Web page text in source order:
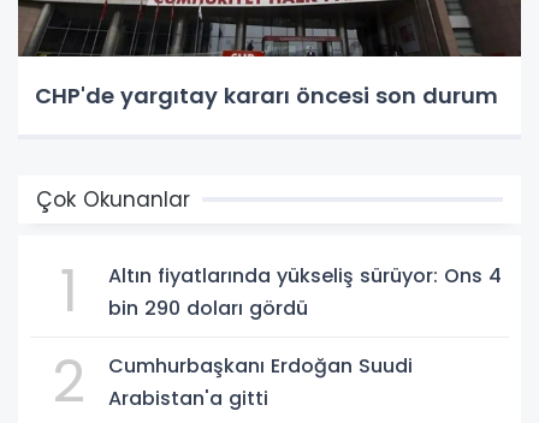
CHP'de yargıtay kararı öncesi son durum
Çok Okunanlar
1
Altın fiyatlarında yükseliş sürüyor: Ons 4
bin 290 doları gördü
2
Cumhurbaşkanı Erdoğan Suudi
Arabistan'a gitti